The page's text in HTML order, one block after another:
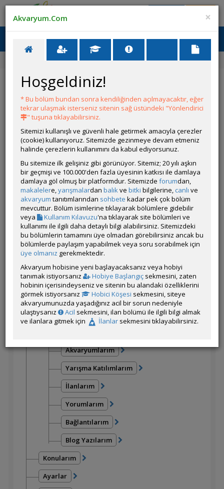
Ana Menü
Ana Sayfa
Site Haritası
Site Haritası
GENEL BİLGİ
Ana Sayfa
Arama
Bildirimler
Deniz Modunu Aç
Bire Bir Sohbet
Üye Menüsü
Mesajlarım
Güncel
Favorilerim
Envanterim
Akvaryumlarım
Yarışma Katılımlarım
İlanlarım
Yorumlarım
Bağlantılarım
Blog Yazılarım
Konularım
Ayarlar
×
Akvaryum.Com
Hoşgeldiniz!
* Bu bölüm bundan sonra kendiliğinden açılmayacaktır, eğer
tekrar ulaşmak isterseniz sitenin sağ üstündeki "Yönlendirici
" tuşuna tıklayabilirsiniz.
Sitemizi kullanışlı ve güvenli hale getirmek amacıyla çerezler
(cookie) kullanıyoruz. Sitemizde gezinmeye devam etmeniz
halinde çerezlerin kullanımını da kabul ediyorsunuz.
Bu sitemize ilk gelişiniz gibi görünüyor. Sitemiz; 20 yılı aşkın
bir geçmişi ve 100.000'den fazla üyesinin katkısı ile damlaya
damlaya göl olmuş bir platformdur. Sitemizde forumdan,
makalelere,yarışmalardan balıkve bitki bilgilerine, canlı ve
akvaryum tanıtımlarından sohbete kadar pek çok bölüm
mevcuttur. Bölüm isimlerine tıklayarak bölümlere gidebilir
veya
Kullanım Kılavuzu'na tıklayarak site bölümleri ve
kullanımı ile ilgili daha detaylı bilgi alabilirsiniz. Sitemizdeki
bu bölümlerin tamamını üye olmadan görebilirsiniz ancak bu
bölümlerde paylaşım yapabilmek veya soru sorabilmek için
üye olmanız gerekmektedir.
Akvaryum hobisine yeni başlayacaksanız veya hobiyi
tanımak istiyorsanız
Hobiye Başlangıç sekmesini, zaten
hobinin içerisindeyseniz ve sitenin bu alandaki özelliklerini
görmek istiyorsanız
Hobici Köşesi sekmesini, siteye
akvaryumunuzda yaşadığınız acil bir sorun nedeniyle
ulaştıysanız
Acil sekmesini, ilan bölümü ile ilgili bilgi almak
ve ilanlara gitmek için
İlanlar sekmesini tıklayabilirsiniz.